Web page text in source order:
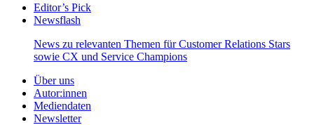
Editor’s Pick
Newsflash
News zu relevanten Themen für Customer Relations Stars
sowie CX und Service Champions
Über uns
Autor:innen
Mediendaten
Newsletter